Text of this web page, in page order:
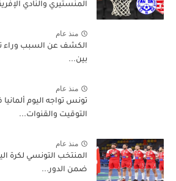
المنستيري والنادي
منذ عام
الكشف عن السبب وراء
بين...
منذ عام
تونس تواجه اليوم
التوقيت والقنوات...
منذ عام
المنتخب التونسي لكرة
ضمن الدور...